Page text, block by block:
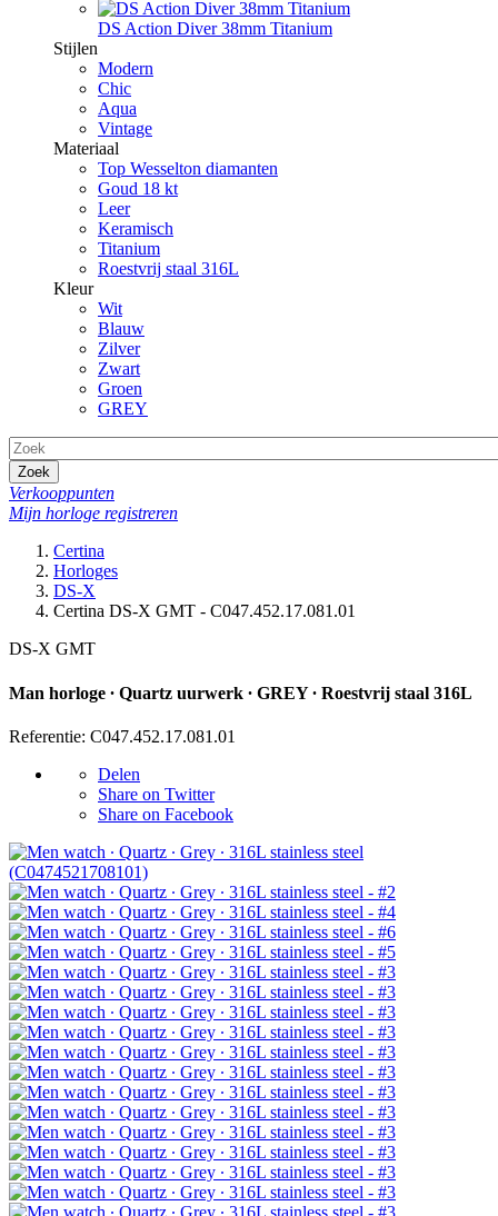
DS Action Diver 38mm Titanium
Stijlen
Modern
Chic
Aqua
Vintage
Materiaal
Top Wesselton diamanten
Goud 18 kt
Leer
Keramisch
Titanium
Roestvrij staal 316L
Kleur
Wit
Blauw
Zilver
Zwart
Groen
GREY
Zoek
Verkooppunten
Mijn horloge registreren
Certina
Horloges
DS-X
Certina DS-X GMT - C047.452.17.081.01
DS-X GMT
Man horloge ∙ Quartz uurwerk ∙ GREY ∙ Roestvrij staal 316L
Referentie: C047.452.17.081.01
Delen
Share on Twitter
Share on Facebook